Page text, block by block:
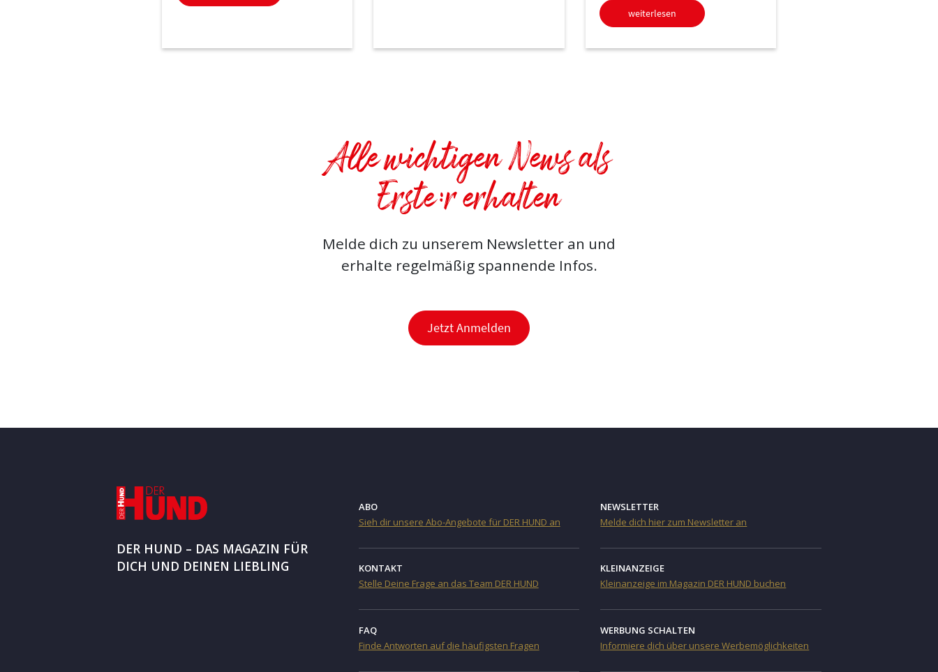
weiterlesen
Alle wichtigen News als
Erste:r erhalten
Melde dich zu unserem Newsletter an und
erhalte regelmäßig spannende Infos.
Jetzt Anmelden
DER HUND – DAS MAGAZIN FÜR
DICH UND DEINEN LIEBLING
ABO
Sieh dir unsere Abo-Angebote für DER HUND an
KONTAKT
Stelle Deine Frage an das Team DER HUND
FAQ
Finde Antworten auf die häufigsten Fragen
NEWSLETTER
Melde dich hier zum Newsletter an
KLEINANZEIGE
Kleinanzeige im Magazin DER HUND buchen
WERBUNG SCHALTEN
Informiere dich über unsere Werbemöglichkeiten